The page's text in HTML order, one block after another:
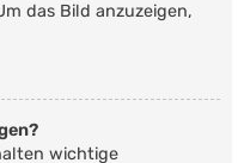
das Bild anzuzeigen,
wichtige